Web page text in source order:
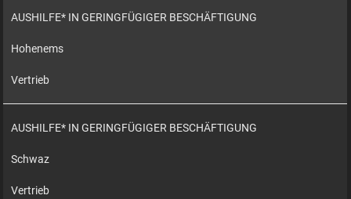
AUSHILFE* IN GERINGFÜGIGER BESCHÄFTIGUNG
Hohenems
Vertrieb
AUSHILFE* IN GERINGFÜGIGER BESCHÄFTIGUNG
Schwaz
Vertrieb